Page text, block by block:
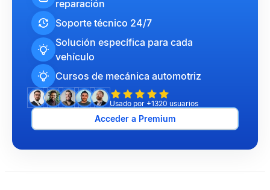
reparación
Soporte técnico 24/7
Solución específica para cada
vehículo
Cursos de mecánica automotriz
Usado por +1320 usuarios
Acceder a Premium